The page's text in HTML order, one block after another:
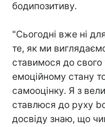
бодипозитиву.
"Сьогодні вже ні
те, як ми
ставимося до свого
емоційному стану
самооцінку. Я з
ставлюся до руху
досвіду знаю, що